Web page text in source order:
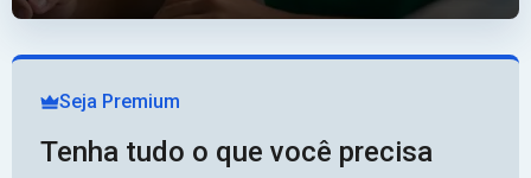
Seja Premium
Tenha tudo o que você precisa